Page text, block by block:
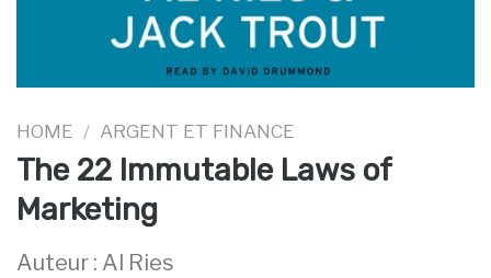
HOME / ARGENT ET FINANCE
The 22 Immutable Laws of
Marketing
Auteur : Al Ries